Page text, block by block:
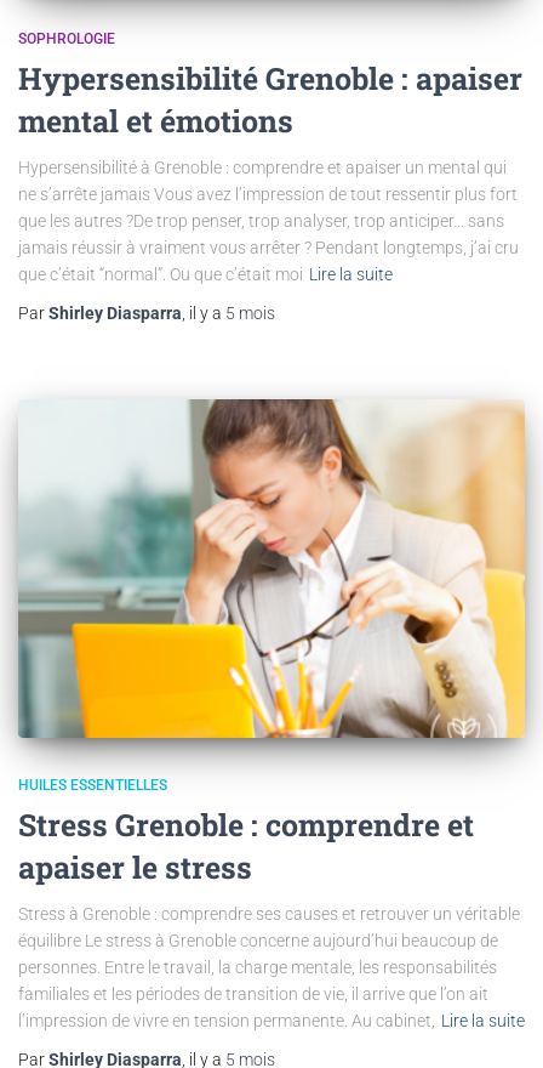
SOPHROLOGIE
Hypersensibilité Grenoble : apaiser
mental et émotions
Hypersensibilité à Grenoble : comprendre et apaiser un mental qui
ne s’arrête jamais Vous avez l’impression de tout ressentir plus fort
que les autres ?De trop penser, trop analyser, trop anticiper… sans
jamais réussir à vraiment vous arrêter ? Pendant longtemps, j’ai cru
que c’était “normal”. Ou que c’était moi Lire la suite
ParShirley Diasparra , il y a 5 mois
HUILES ESSENTIELLES
Stress Grenoble : comprendre et
apaiser le stress
Stress à Grenoble : comprendre ses causes et retrouver un véritable
équilibre Le stress à Grenoble concerne aujourd’hui beaucoup de
personnes. Entre le travail, la charge mentale, les responsabilités
familiales et les périodes de transition de vie, il arrive que l’on ait
l’impression de vivre en tension permanente. Au cabinet,
Lire la suite
ParShirley Diasparra , il y a 5 mois